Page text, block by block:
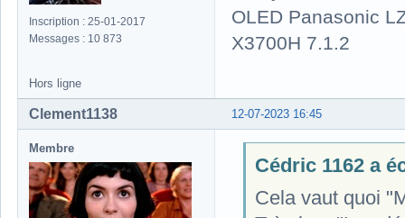
Inscription : 25-01-2017
Messages : 10 873
OLED Panasonic
X3700H 7.1.2
Hors ligne
12-07-2023 16:45
Clement1138
Membre
Cédric 1162 a
Cela vaut quoi